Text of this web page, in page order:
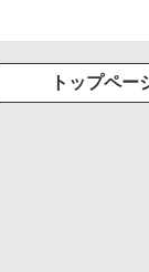
トップペー